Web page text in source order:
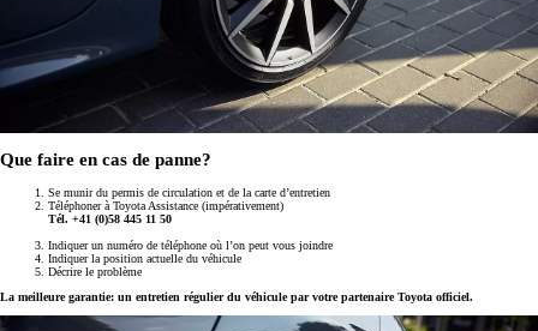
Que faire en cas de panne?
Se munir du permis de circulation et de la carte d’entretien
Téléphoner à Toyota Assistance (impérativement)
Tél. +41 (0)58 445 11 50
Indiquer un numéro de téléphone où l’on peut vous joindre
Indiquer la position actuelle du véhicule
Décrire le problème
La meilleure garantie: un entretien régulier du véhicule par votre partenaire Toyota officiel.